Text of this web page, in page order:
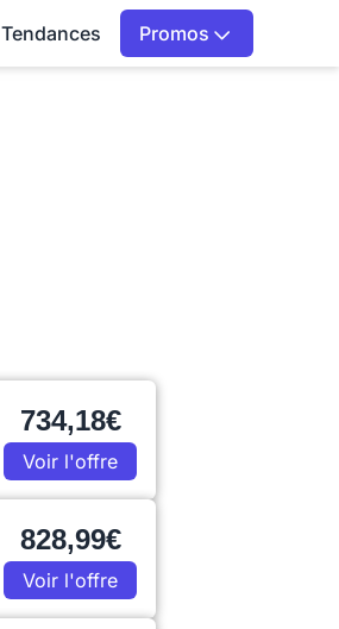
Tendances Promos
734,18€
Voir l'offre
828,99€
Voir l'offre